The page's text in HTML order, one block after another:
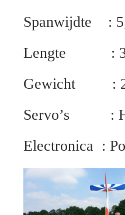
Spanwijdte :
Lengte :
Gewicht :
Servo’s :
Electronica :